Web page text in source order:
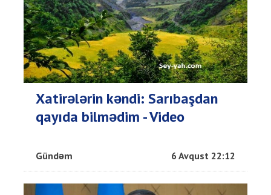
Xatirələrin kəndi: Sarıbaşdan
qayıda bilmədim - Video
Gündəm 6 Avqust 22:12